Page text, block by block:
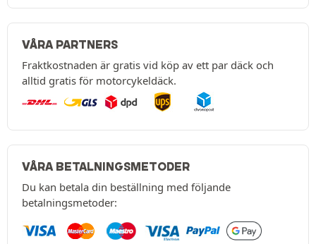
VÅRA PARTNERS
Fraktkostnaden är gratis vid köp av ett par däck och
alltid gratis för motorcykeldäck.
VÅRA BETALNINGSMETODER
Du kan betala din beställning med följande
betalningsmetoder: